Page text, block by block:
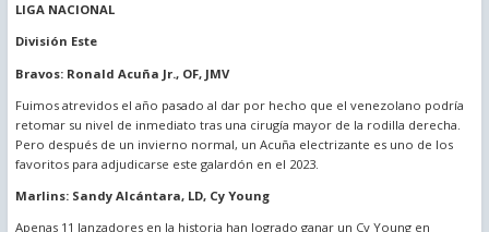
LIGA NACIONAL
División Este
Bravos: Ronald Acuña Jr., OF, JMV
Fuimos atrevidos el año pasado al dar por hecho que el venezolano podría
retomar su nivel de inmediato tras una cirugía mayor de la rodilla derecha.
Pero después de un invierno normal, un Acuña electrizante es uno de los
favoritos para adjudicarse este galardón en el 2023.
Marlins: Sandy Alcántara, LD, Cy Young
Apenas 11 lanzadores en la historia han logrado ganar un Cy Young en